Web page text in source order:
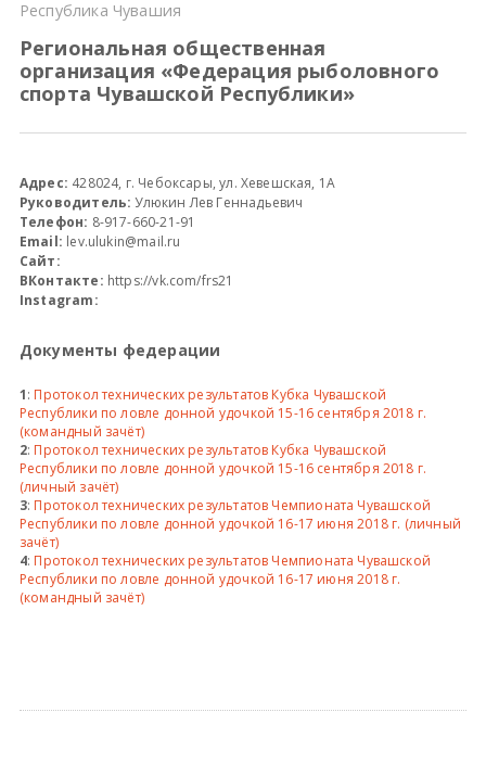
Республика Чувашия
Региональная общественная
организация «Федерация рыболовного
спорта Чувашской Республики»
Адрес: 428024, г. Чебоксары, ул. Хевешская, 1А
Руководитель: Улюкин Лев Геннадьевич
Телефон: 8-917-660-21-91
Email: lev.ulukin@mail.ru
Сайт:
ВКонтакте: https://vk.com/frs21
Instagram:
Документы федерации
1: Протокол технических результатов Кубка Чувашской
Республики по ловле донной удочкой 15-16 сентября 2018 г.
(командный зачёт)
2: Протокол технических результатов Кубка Чувашской
Республики по ловле донной удочкой 15-16 сентября 2018 г.
(личный зачёт)
3: Протокол технических результатов Чемпионата Чувашской
Республики по ловле донной удочкой 16-17 июня 2018 г. (личный
зачёт)
4: Протокол технических результатов Чемпионата Чувашской
Республики по ловле донной удочкой 16-17 июня 2018 г.
(командный зачёт)
Всероссийские правила
Судейские документы